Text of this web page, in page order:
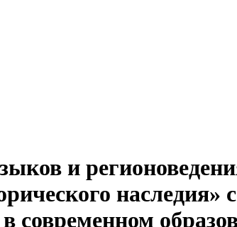
и
наследия»
современном